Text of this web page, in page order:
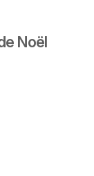
Noël